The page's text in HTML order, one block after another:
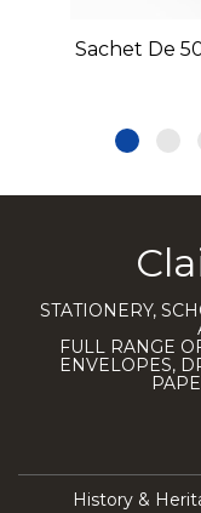
Sachet De
STATIONERY,
FULL RANGE
ENVELOPES,
History &